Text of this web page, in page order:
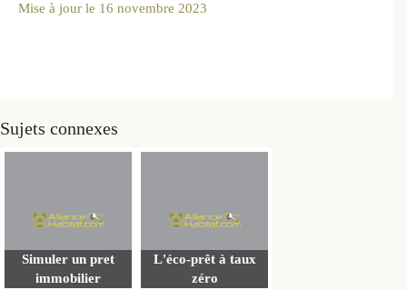
Mise à jour le 16 novembre 2023
Sujets connexes
Simuler un pret
immobilier
L'éco-prêt à taux
zéro